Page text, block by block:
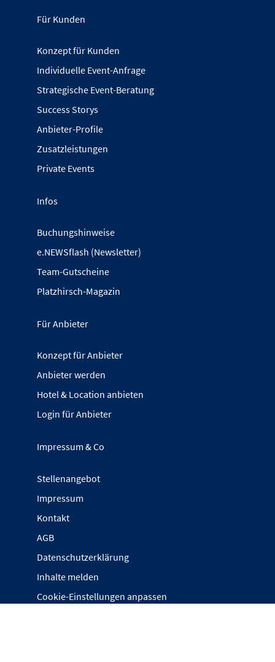
Für Kunden
Konzept für Kunden
Individuelle Event-Anfrage
Strategische Event-Beratung
Success Storys
Anbieter-Profile
Zusatzleistungen
Private Events
Infos
Buchungshinweise
e.NEWSflash (Newsletter)
Team-Gutscheine
Platzhirsch-Magazin
Für Anbieter
Konzept für Anbieter
Anbieter werden
Hotel & Location anbieten
Login für Anbieter
Impressum & Co
Stellenangebot
Impressum
Kontakt
AGB
Datenschutzerklärung
Inhalte melden
Cookie-Einstellungen anpassen